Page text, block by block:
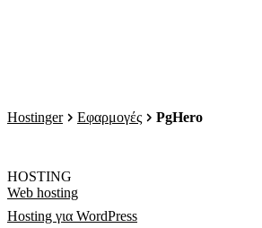
Hostinger Εφαρμογές PgHero
HOSTING
Web hosting
Hosting για WordPress